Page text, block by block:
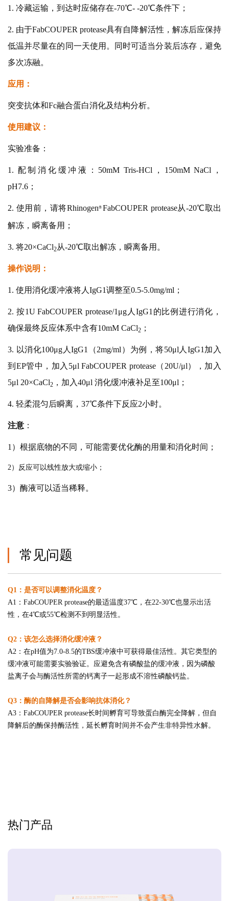
1. 冷藏运输，到达时应储存在-70℃- -20℃条件下；
2. 由于FabCOUPER protease具有自降解活性，解冻后应保持
低温并尽量在的同一天使用。同时可适当分装后冻存，避免
多次冻融。
应用：
突变抗体和Fc融合蛋白消化及结构分析。
使用建议：
实验准备：
1. 配制消化缓冲液：50mM Tris-HCl，150mM NaCl，
pH7.6；
2. 使用前，请将Rhinogen® FabCOUPER protease从-20℃取出
解冻，瞬离备用；
3. 将20×CaCl2从-20℃取出解冻，瞬离备用。
操作说明：
1. 使用消化缓冲液将人IgG1调整至0.5-5.0mg/ml；
2. 按1U FabCOUPER protease/1μg人IgG1的比例进行消化，
确保最终反应体系中含有10mM CaCl2 ；
3. 以消化100μg人IgG1（2mg/ml）为例，将50μl人IgG1加入
到EP管中，加入5μl FabCOUPER protease（20U/μl），加入
5μl 20×CaCl2 ，加入40μl 消化缓冲液补足至100μl；
4. 轻柔混匀后瞬离，37℃条件下反应2小时。
注意 ：
1）根据底物的不同，可能需要优化酶的用量和消化时间；
2）反应可以线性放大或缩小；
3）酶液可以适当稀释。
常见问题
Q1：是否可以调整消化温度？
A1：FabCOUPER protease的最适温度37℃，在22-30℃也显示出活
性，在4℃或55℃检测不到明显活性。
Q2：该怎么选择消化缓冲液？
A2：在pH值为7.0-8.5的TBS缓冲液中可获得最佳活性。其它类型的
缓冲液可能需要实验验证。应避免含有磷酸盐的缓冲液，因 为磷酸
盐离子会与酶活性所需的钙离子一起形成不溶性磷酸钙盐。
Q3：酶的自降解是否会影响抗体消化？
A3：FabCOUPER protease长时间孵育可导致蛋白酶完全降解，但自
降解后的酶保持酶活性，延长孵育时间并不会产生非特异性水解。
热门产品